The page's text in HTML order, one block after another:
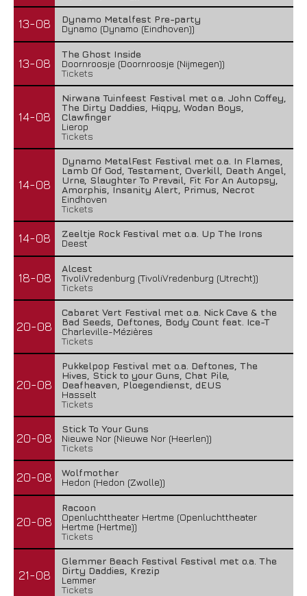
13-08
Dynamo Metalfest Pre-party
Dynamo (Dynamo (Eindhoven))
13-08
The Ghost Inside
Doornroosje (Doornroosje (Nijmegen))
Tickets
14-08
Nirwana Tuinfeest Festival met o.a. John Coffey,
The Dirty Daddies, Hiqpy, Wodan Boys,
Clawfinger
Lierop
Tickets
14-08
Dynamo MetalFest Festival met o.a. In Flames,
Lamb Of God, Testament, Overkill, Death Angel,
Urne, Slaughter To Prevail, Fit For An Autopsy,
Amorphis, Insanity Alert, Primus, Necrot
Eindhoven
Tickets
14-08
Zeeltje Rock Festival met o.a. Up The Irons
Deest
18-08
Alcest
TivoliVredenburg (TivoliVredenburg (Utrecht))
Tickets
20-08
Cabaret Vert Festival met o.a. Nick Cave & the
Bad Seeds, Deftones, Body Count feat. Ice-T
Charleville-Mézières
Tickets
20-08
Pukkelpop Festival met o.a. Deftones, The
Hives, Stick to your Guns, Chat Pile,
Deafheaven, Ploegendienst, dEUS
Hasselt
Tickets
20-08
Stick To Your Guns
Nieuwe Nor (Nieuwe Nor (Heerlen))
Tickets
20-08
Wolfmother
Hedon (Hedon (Zwolle))
20-08
Racoon
Openluchttheater Hertme (Openluchttheater
Hertme (Hertme))
Tickets
21-08
Glemmer Beach Festival Festival met o.a. The
Dirty Daddies, Krezip
Lemmer
Tickets